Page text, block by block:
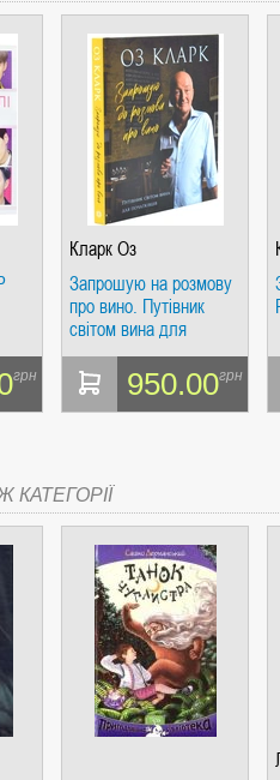
грн
Кларк Оз
Запрошую на розмову
про вино. Путівник
світом вина для
початківців
950.00грн
КАТЕГОРІЇ